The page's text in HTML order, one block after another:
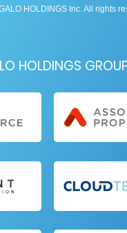
HOLDINGS Inc. All rights
HOLDINGS